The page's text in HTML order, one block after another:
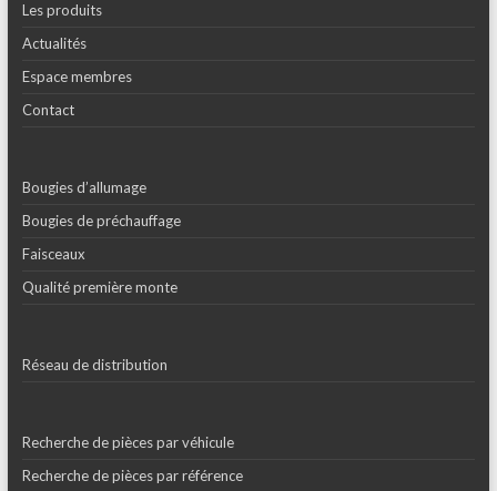
Les produits
Actualités
Espace membres
Contact
Bougies d’allumage
Bougies de préchauffage
Faisceaux
Qualité première monte
Réseau de distribution
Recherche de pièces par véhicule
Recherche de pièces par référence